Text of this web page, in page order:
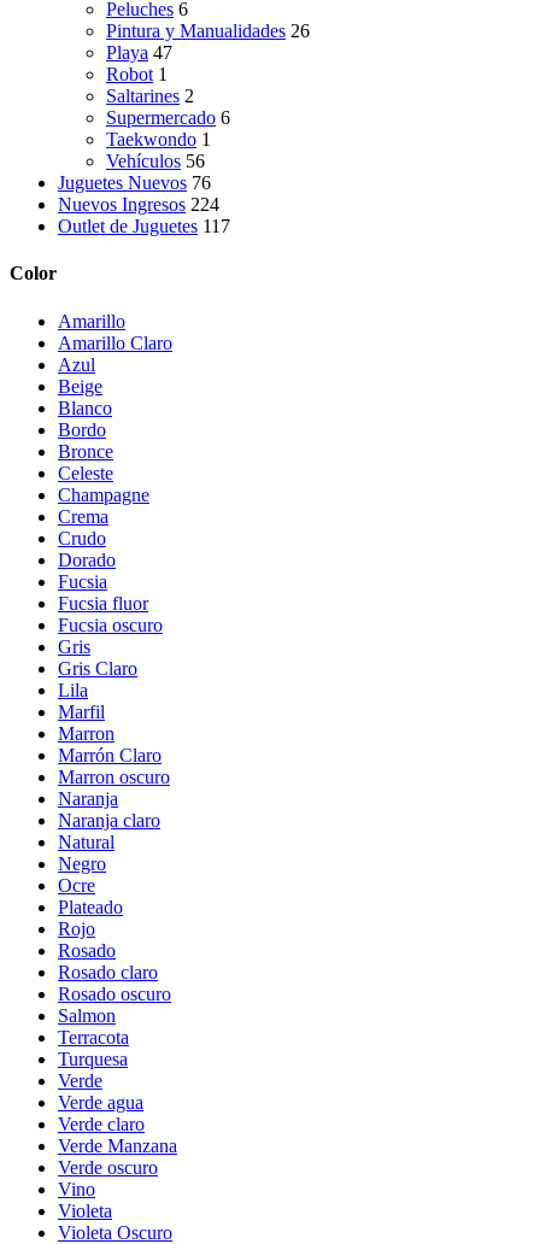
Peluches 6
Pintura y Manualidades 26
Playa 47
Robot 1
Saltarines 2
Supermercado 6
Taekwondo 1
Vehículos 56
Juguetes Nuevos 76
Nuevos Ingresos 224
Outlet de Juguetes 117
Color
Amarillo
Amarillo Claro
Azul
Beige
Blanco
Bordo
Bronce
Celeste
Champagne
Crema
Crudo
Dorado
Fucsia
Fucsia fluor
Fucsia oscuro
Gris
Gris Claro
Lila
Marfil
Marron
Marrón Claro
Marron oscuro
Naranja
Naranja claro
Natural
Negro
Ocre
Plateado
Rojo
Rosado
Rosado claro
Rosado oscuro
Salmon
Terracota
Turquesa
Verde
Verde agua
Verde claro
Verde Manzana
Verde oscuro
Vino
Violeta
Violeta Oscuro